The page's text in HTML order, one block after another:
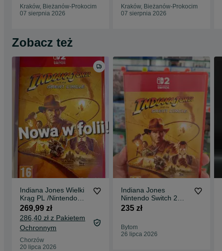
Kraków, Bieżanów-Prokocim
07 sierpnia 2026
Kraków, Bieżanów-Prokocim
07 sierpnia 2026
Zobacz też
Indiana Jones Wielki
Krąg PL /Nintendo
Switch 2/ Nowa w folii!
Sklep Chorzów
269,99 zł
286,40 zł z Pakietem
Ochronnym
Chorzów
20 lipca 2026
Indiana Jones
Nintendo Switch 2
sklep wysyłkowy
235 zł
Bytom
26 lipca 2026